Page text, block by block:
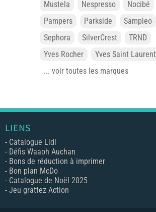
Mustela
Nespresso
Nocibé
Pampers
Parkside
Sampleo
Sephora
SilverCrest
TRND
Yves Rocher
Yves Saint Laurent
... voir toutes les marques
LIENS
- Catalogue Lidl
- Défis Waaoh Auchan
- Bons de réduction à imprimer
- Bon plan McDo
- Catalogue de Noël 2025
- Jeu grattez Action